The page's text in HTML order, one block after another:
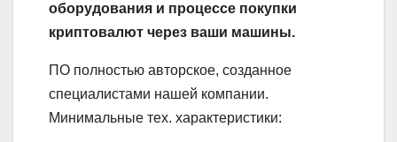
оборудования и процессе покупки
криптовалют через ваши машины.
ПО полностью авторское, созданное
специалистами нашей компании.
Минимальные тех. характеристики: